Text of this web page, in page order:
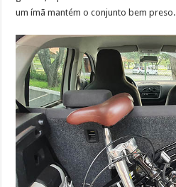
um ímã mantém o conjunto bem preso.